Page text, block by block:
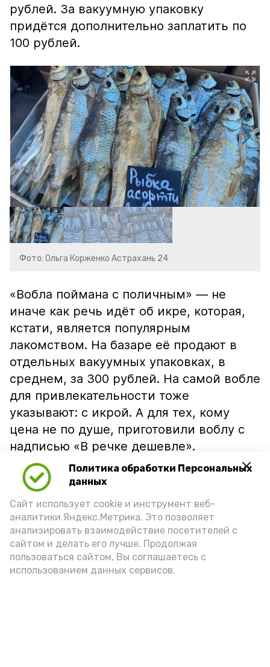
Политика обработки Персональных
данных
Сайт использует cookie и инструмент веб-
аналитики Яндекс.Метрика. Это позволяет
анализировать взаимодействие посетителей с
сайтом и делать его лучше. Продолжая
пользоваться сайтом, Вы соглашаетесь с
использованием данных сервисов.
рублей. За вакуумную упаковку
придётся дополнительно заплатить по
100 рублей.
Фото: Ольга Корженко Астрахань 24
«Вобла поймана с поличным» — не
иначе как речь идёт об икре, которая,
кстати, является популярным
лакомством. На базаре её продают в
отдельных вакуумных упаковках, в
среднем, за 300 рублей. На самой вобле
для привлекательности тоже
указывают: с икрой. А для тех, кому
цена не по душе, приготовили воблу с
надписью «В речке дешевле».